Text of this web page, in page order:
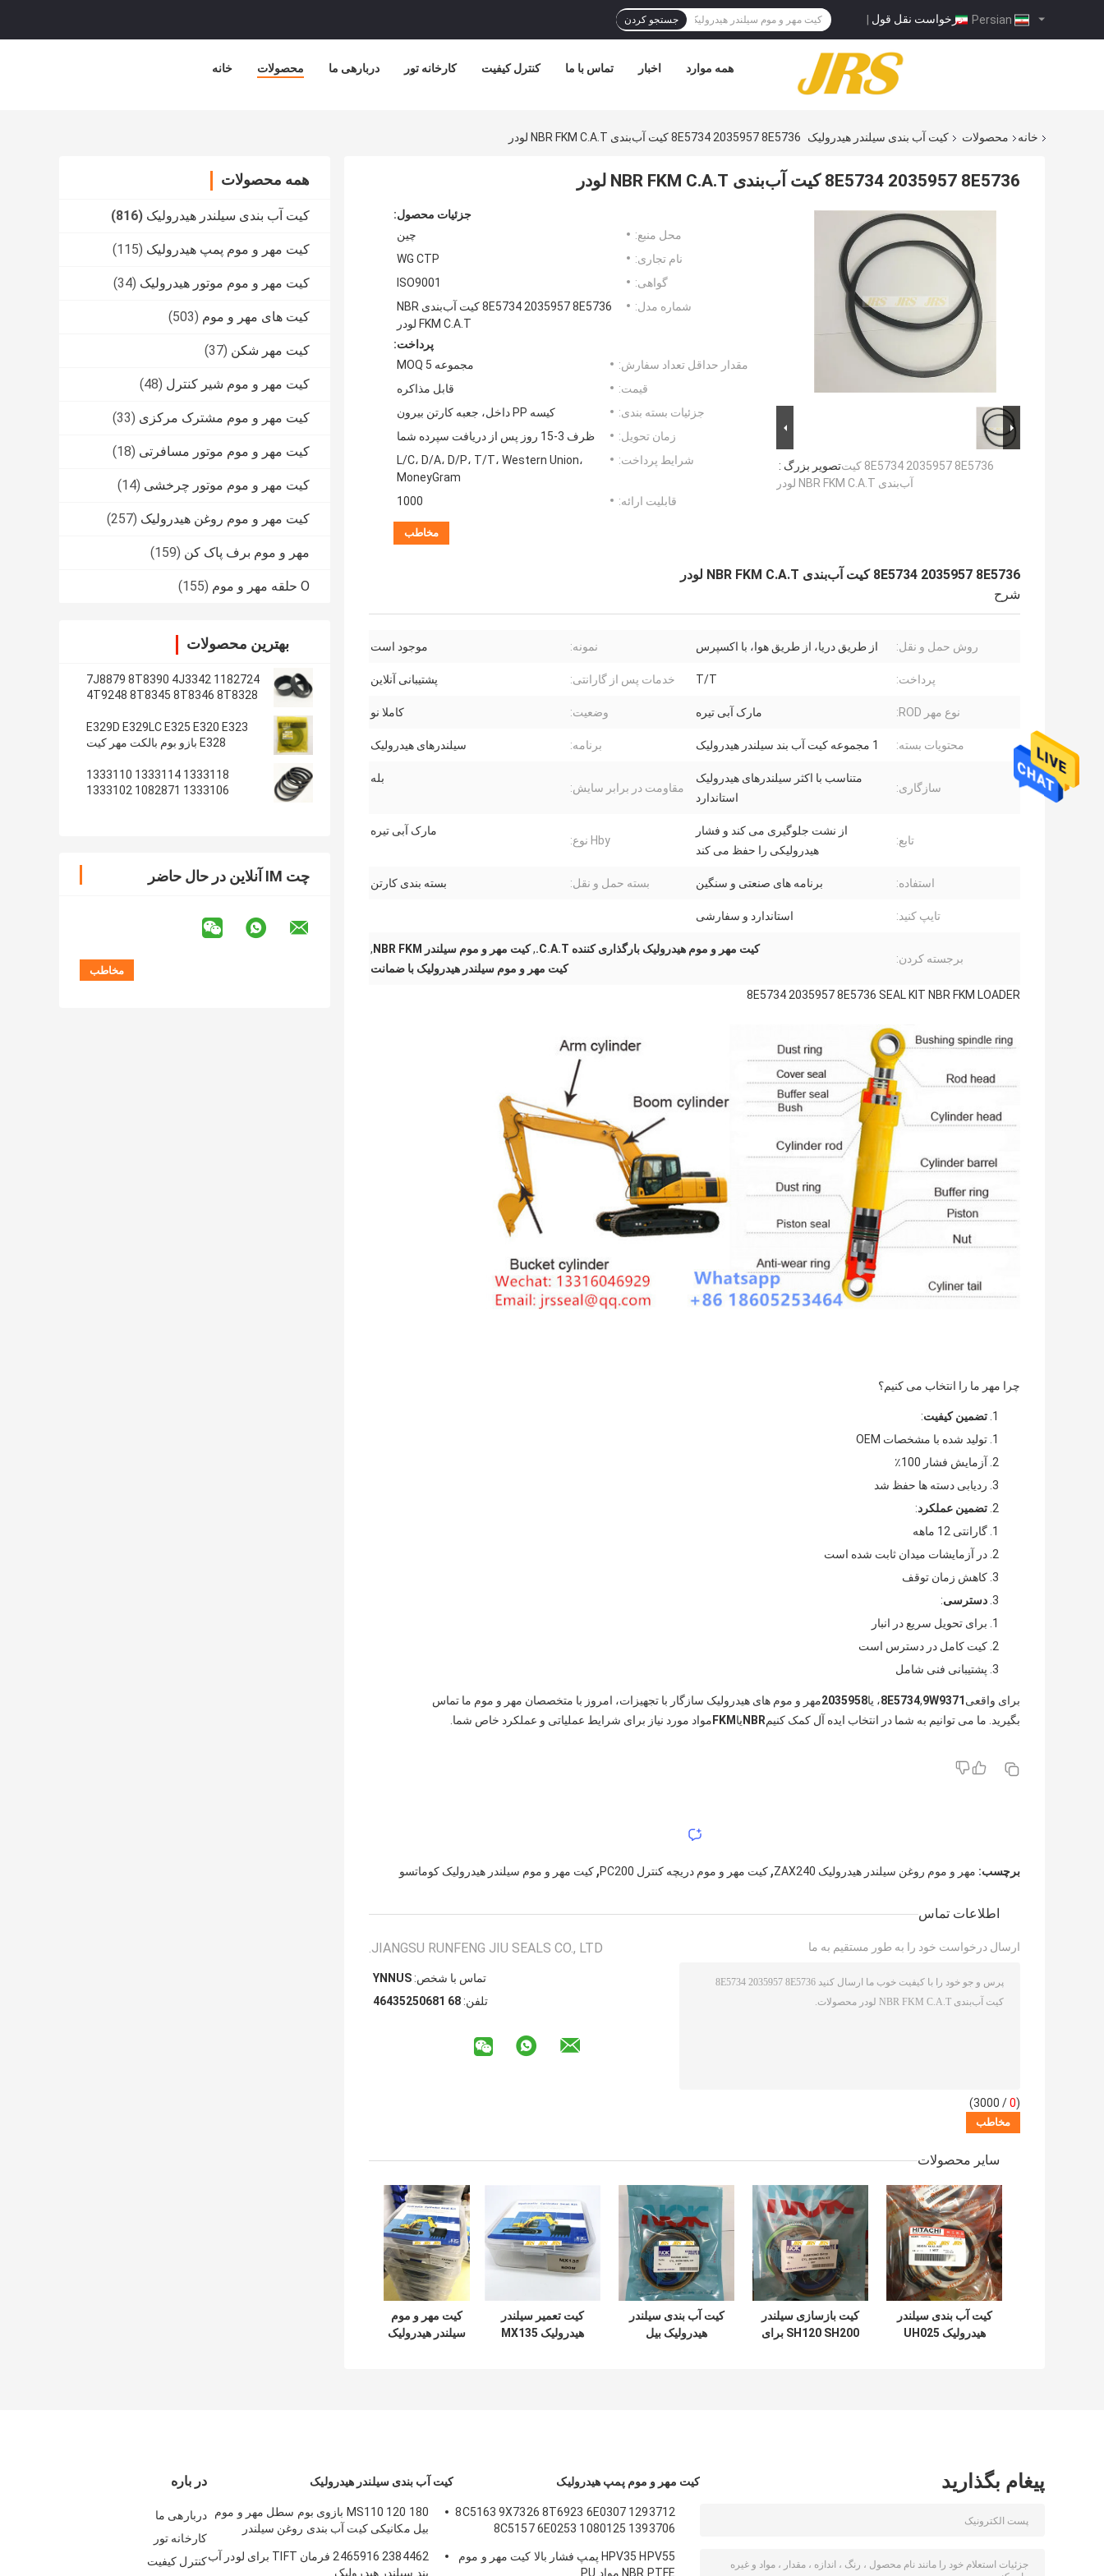
درخواست نقل قول | جستجو کردن
خانه محصولات دربارهی ما کارخانه تور کنترل کیفیت تماس با ما اخبار همه موارد
خانه محصولات کیت آب بندی سیلندر هیدرولیک 8E5734 2035957 8E5736 کیت آب‌بندی NBR FKM C.A.T لودر
همه محصولات
کیت آب بندی سیلندر هیدرولیک (816)
کیت مهر و موم پمپ هیدرولیک (115)
کیت مهر و موم موتور هیدرولیک (34)
کیت های مهر و موم (503)
کیت مهر شکن (37)
کیت مهر و موم شیر کنترل (48)
کیت مهر و موم مشترک مرکزی (33)
کیت مهر و موم موتور مسافرتی (18)
کیت مهر و موم موتور چرخشی (14)
کیت مهر و موم روغن هیدرولیک (257)
مهر و موم برف پاک کن (159)
O حلقه مهر و موم (155)
بهترین محصولات
1182724 7J8879 8T8390 4J3342
4T9248 8T8345 8T8346 8T8328
E329D E329LC E325 E320 E323
E328 بازو بوم بالکت مهر کیت
1333118 1333114 1333110
1333106 1082871 1333102
چت IM آنلاین در حال حاضر
8E5734 2035957 8E5736 کیت آب‌بندی NBR FKM C.A.T لودر
تصویر بزرگ :8E5734 2035957 8E5736 کیت
آب‌بندی NBR FKM C.A.T لودر
جزئیات محصول:
محل منبع:
چین
نام تجاری:
WG CTP
گواهی:
ISO9001
شماره مدل:
8E5734 2035957 8E5736 کیت آب‌بندی NBR
FKM C.A.T لودر
پرداخت:
مقدار حداقل تعداد سفارش:
مجموعه MOQ 5
قیمت:
قابل مذاکره
جزئیات بسته بندی:
کیسه PP داخل، جعبه کارتن بیرون
زمان تحویل:
ظرف 3-15 روز پس از دریافت سپرده شما
شرایط پرداخت:
L/C، D/A، D/P، T/T، Western Union،
MoneyGram
قابلیت ارائه:
1000
مخاطب
8E5734 2035957 8E5736 کیت آب‌بندی NBR FKM C.A.T لودر
شرح
روش حمل و نقل: از طریق دریا، از طریق هوا، با اکسپرس نمونه: موجود است
پرداخت: T/T خدمات پس از گارانتی: پشتیبانی آنلاین
نوع مهر ROD: مارک آبی تیره وضعیت: کاملا نو
محتویات بسته: 1 مجموعه کیت آب بند سیلندر هیدرولیک برنامه: سیلندرهای هیدرولیک
سازگاری:
متناسب با اکثر سیلندرهای هیدرولیک
استاندارد
مقاومت در برابر سایش:
بله
تابع:
از نشت جلوگیری می کند و فشار
هیدرولیکی را حفظ می کند
Hby نوع:
مارک آبی تیره
استفاده: برنامه های صنعتی و سنگین بسته حمل و نقل: بسته بندی کارتن
تایپ کنید: استاندارد و سفارشی
برجسته کردن:
کیت مهر و موم هیدرولیک بارگذاری کننده C.A.T. ,کیت مهر و موم سیلندر NBR FKM
,
کیت مهر و موم سیلندر هیدرولیک با ضمانت
8E5734 2035957 8E5736 SEAL KIT NBR FKM LOADER
چرا مهر ما را انتخاب می کنیم؟
تضمین کیفیت:
تولید شده با مشخصات OEM
آزمایش فشار 100٪
ردیابی دسته ها حفظ شد
تضمین عملکرد:
گارانتی 12 ماهه
در آزمایشات میدان ثابت شده است
کاهش زمان توقف
دسترسی:
برای تحویل سریع در انبار
کیت کامل در دسترس است
پشتیبانی فنی شامل
برای واقعی 8E5734,9W9371 ، یا2035958مهر و موم های هیدرولیک سازگار با تجهیزات، امروز با متخصصان مهر و موم ما تماس
بگیرید. ما می توانیم به شما در انتخاب ایده آل کمک کنیمNBR یا FKM مواد مورد نیاز برای شرایط عملیاتی و عملکرد خاص شما.
برچسب: مهر و موم روغن سیلندر هیدرولیک ZAX240 , کیت مهر و موم دریچه کنترل PC200 , کیت مهر و موم سیلندر هیدرولیک کوماتسو
اطلاعات تماس
JIANGSU RUNFENG JIU SEALS CO., LTD.
تماس با شخص: SUNNY
تلفن: 86 18605253464
ارسال درخواست خود را به طور مستقیم به ما
(
0
/ 3000)
سایر محصولات
کیت آب بندی سیلندر
هیدرولیک UH025
کیت بازسازی سیلندر
SH120 SH200 برای
کیت آب بندی سیلندر
هیدرولیک بیل
کیت تعمیر سیلندر
هیدرولیک MX135
کیت مهر و موم
سیلندر هیدرولیک
در باره
دربارهی ما
کارخانه تور
کنترل کیفیت
کیت آب بندی سیلندر هیدرولیک
MS110 120 180 بازوی بوم سطل مهر و موم
بیل مکانیکی کیت آب بندی روغن سیلندر
بوم
2384462 2465916 فرمان TIFT برای لودر آب
بند سیلندر هیدرولیک
کیت مهر و موم پمپ هیدرولیک
8C5163 9X7326 8T6923 6E0307 1293712
8C5157 6E0253 1080125 1393706
12913709 12913709HPV35 HPV55 پمپ فشار بالا کیت مهر و موم
NBR PTFE مواد PU
پیغام بگذارید